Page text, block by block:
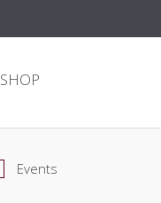
SHOP
Events